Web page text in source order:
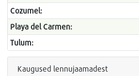
Cozumel:
Playa del Carmen:
Tulum:
Kaugused lennujaamadest